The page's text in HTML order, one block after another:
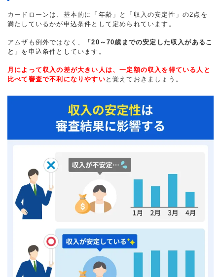
カードローンは、基本的に「年齢」と「収入の安定性」の2点を
満たしているかが申込条件として定められています。
アムザも例外ではなく、
「20～70歳までの安定した収入があるこ
と」 を申込条件としています。
月によって収入の差が大きい人は、一定額の収入を得ている人と
比べて審査で不利になりやすい と覚えておきましょう。